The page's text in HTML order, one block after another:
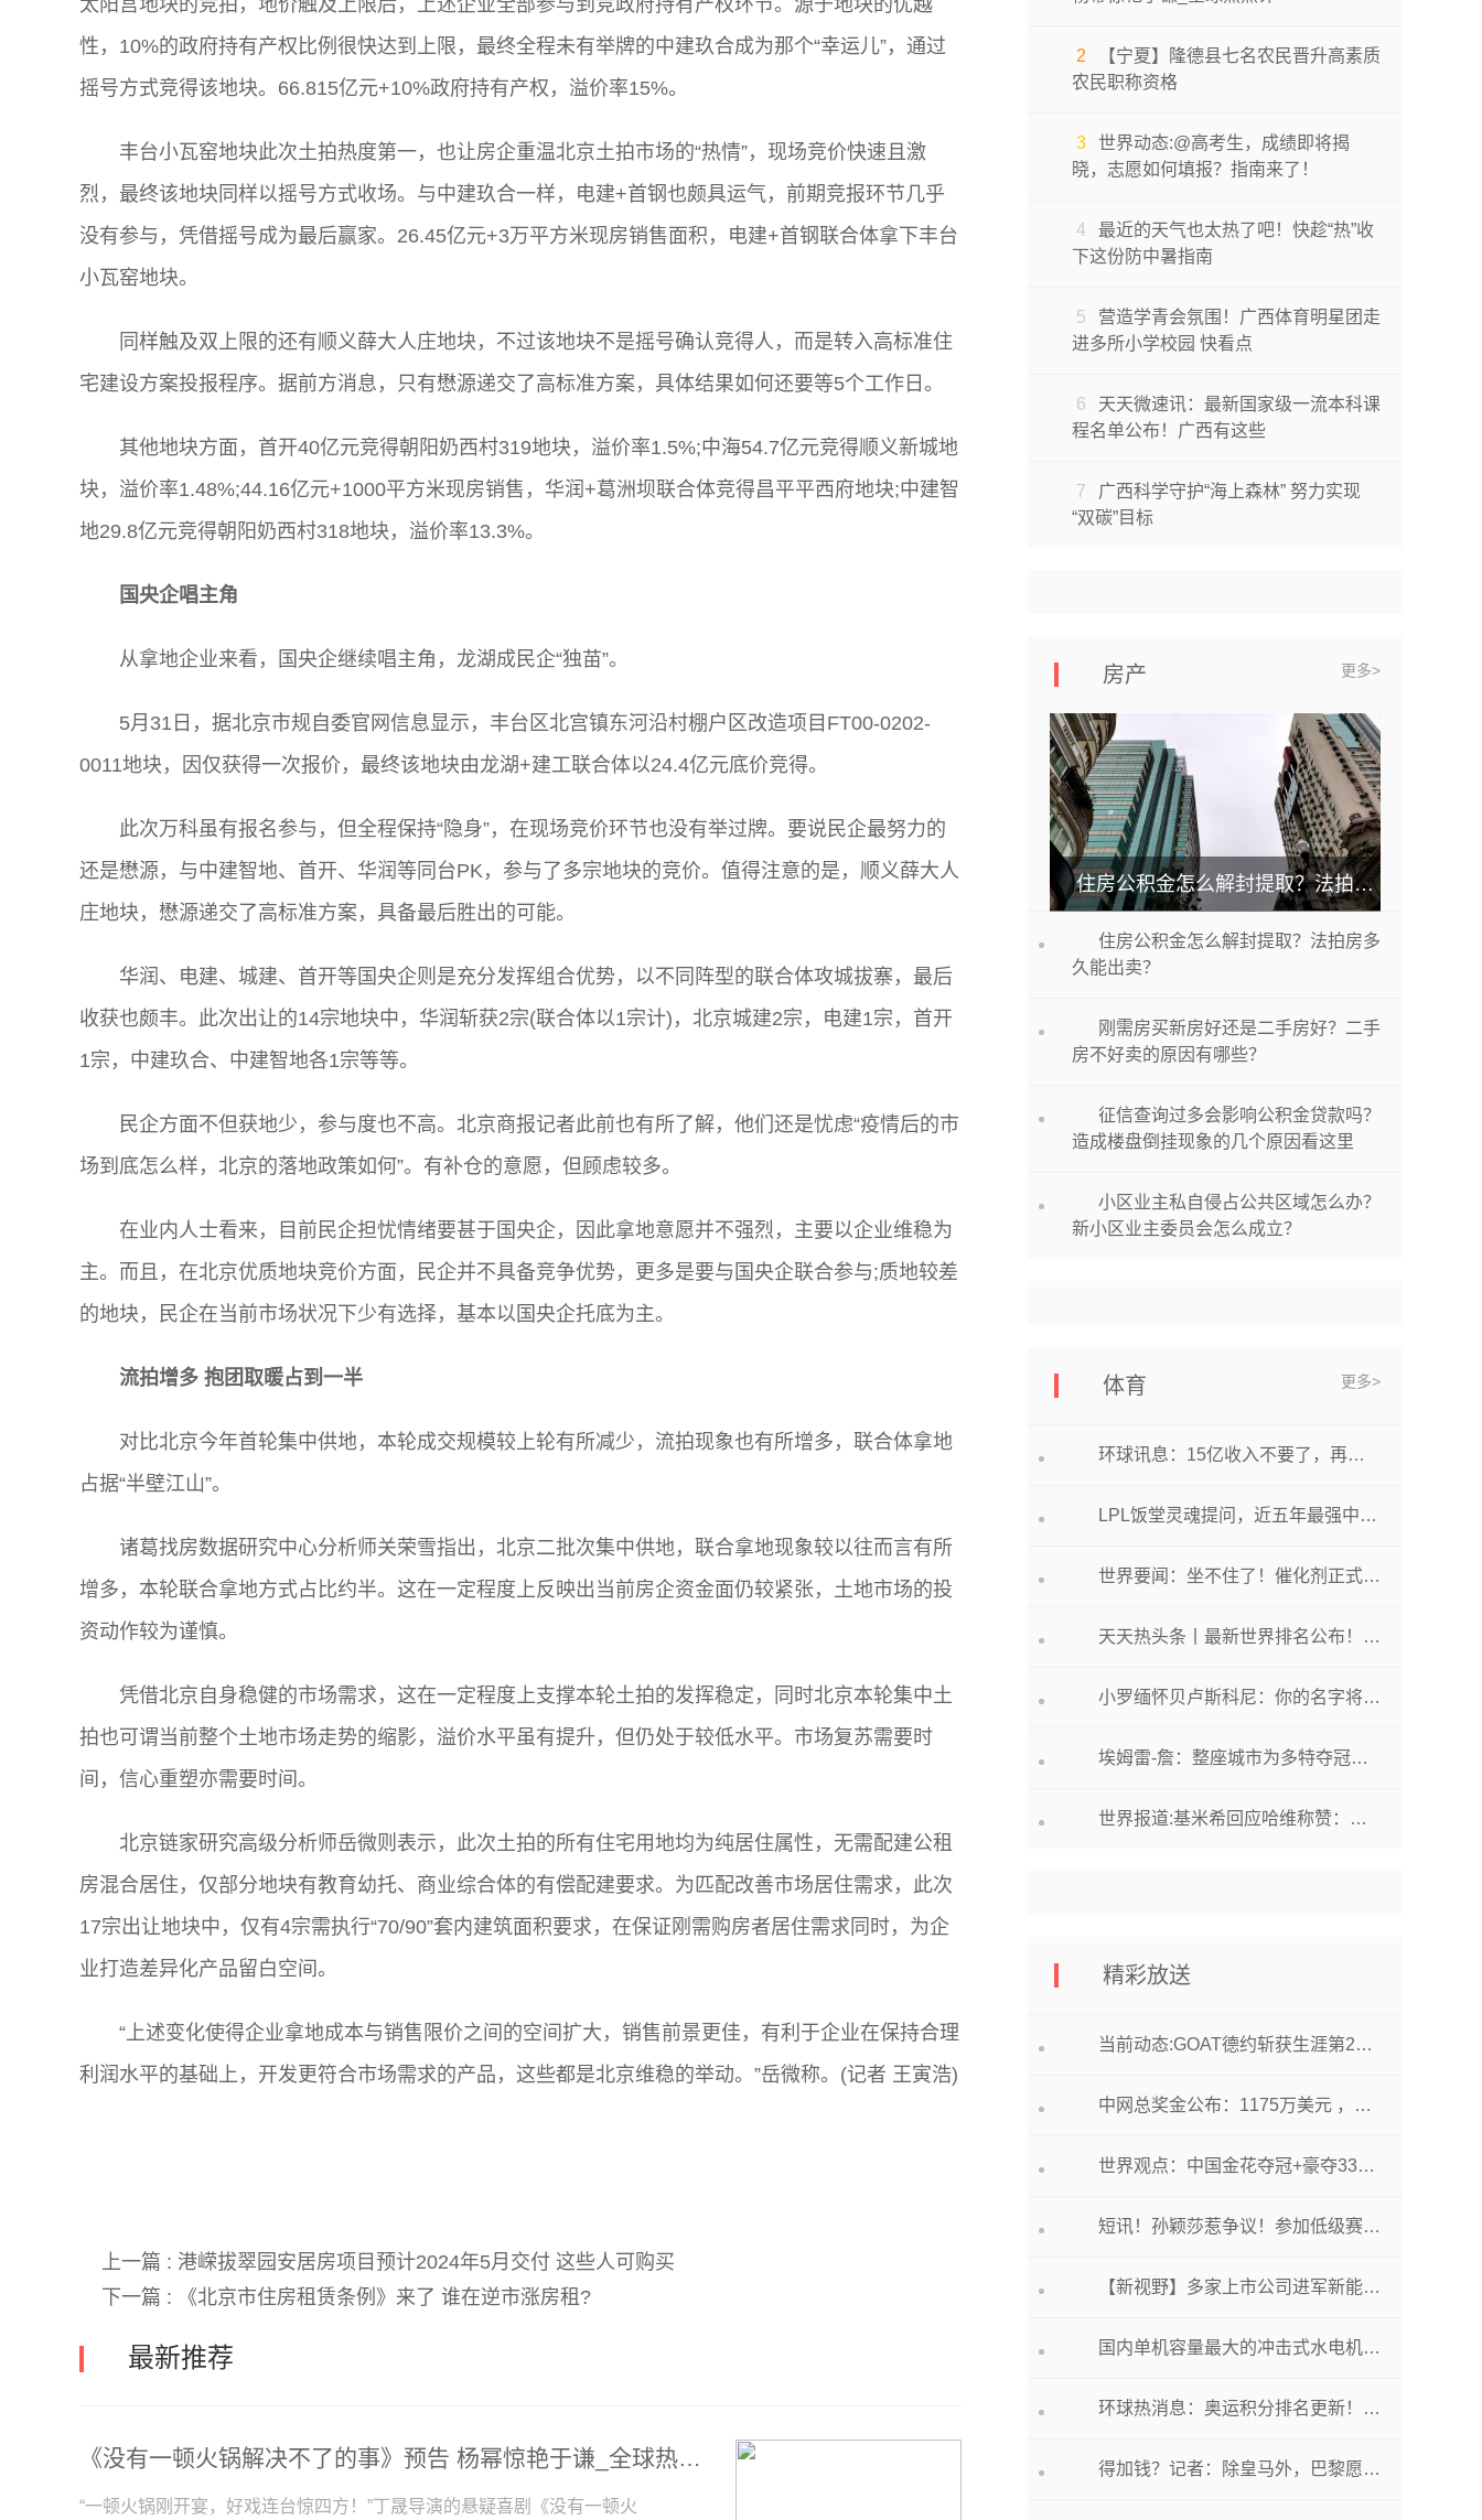
太阳宫地块的竞拍，地价触及上限后，上述企业全部参与到竞政府持有产权环节。源于地块的优越
性，10%的政府持有产权比例很快达到上限，最终全程未有举牌的中建玖合成为那个“幸运儿”，通过
摇号方式竞得该地块。66.815亿元+10%政府持有产权，溢价率15%。
丰台小瓦窑地块此次土拍热度第一，也让房企重温北京土拍市场的“热情”，现场竞价快速且激
烈，最终该地块同样以摇号方式收场。与中建玖合一样，电建+首钢也颇具运气，前期竞报环节几乎
没有参与，凭借摇号成为最后赢家。26.45亿元+3万平方米现房销售面积，电建+首钢联合体拿下丰台
小瓦窑地块。
同样触及双上限的还有顺义薛大人庄地块，不过该地块不是摇号确认竞得人，而是转入高标准住
宅建设方案投报程序。据前方消息，只有懋源递交了高标准方案，具体结果如何还要等5个工作日。
其他地块方面，首开40亿元竞得朝阳奶西村319地块，溢价率1.5%;中海54.7亿元竞得顺义新城地
块，溢价率1.48%;44.16亿元+1000平方米现房销售，华润+葛洲坝联合体竞得昌平平西府地块;中建智
地29.8亿元竞得朝阳奶西村318地块，溢价率13.3%。
国央企唱主角
从拿地企业来看，国央企继续唱主角，龙湖成民企“独苗”。
5月31日，据北京市规自委官网信息显示，丰台区北宫镇东河沿村棚户区改造项目FT00-0202-
0011地块，因仅获得一次报价，最终该地块由龙湖+建工联合体以24.4亿元底价竞得。
此次万科虽有报名参与，但全程保持“隐身”，在现场竞价环节也没有举过牌。要说民企最努力的
还是懋源，与中建智地、首开、华润等同台PK，参与了多宗地块的竞价。值得注意的是，顺义薛大人
庄地块，懋源递交了高标准方案，具备最后胜出的可能。
华润、电建、城建、首开等国央企则是充分发挥组合优势，以不同阵型的联合体攻城拔寨，最后
收获也颇丰。此次出让的14宗地块中，华润斩获2宗(联合体以1宗计)，北京城建2宗，电建1宗，首开
1宗，中建玖合、中建智地各1宗等等。
民企方面不但获地少，参与度也不高。北京商报记者此前也有所了解，他们还是忧虑“疫情后的市
场到底怎么样，北京的落地政策如何”。有补仓的意愿，但顾虑较多。
在业内人士看来，目前民企担忧情绪要甚于国央企，因此拿地意愿并不强烈，主要以企业维稳为
主。而且，在北京优质地块竞价方面，民企并不具备竞争优势，更多是要与国央企联合参与;质地较差
的地块，民企在当前市场状况下少有选择，基本以国央企托底为主。
流拍增多 抱团取暖占到一半
对比北京今年首轮集中供地，本轮成交规模较上轮有所减少，流拍现象也有所增多，联合体拿地
占据“半壁江山”。
诸葛找房数据研究中心分析师关荣雪指出，北京二批次集中供地，联合拿地现象较以往而言有所
增多，本轮联合拿地方式占比约半。这在一定程度上反映出当前房企资金面仍较紧张，土地市场的投
资动作较为谨慎。
凭借北京自身稳健的市场需求，这在一定程度上支撑本轮土拍的发挥稳定，同时北京本轮集中土
拍也可谓当前整个土地市场走势的缩影，溢价水平虽有提升，但仍处于较低水平。市场复苏需要时
间，信心重塑亦需要时间。
北京链家研究高级分析师岳微则表示，此次土拍的所有住宅用地均为纯居住属性，无需配建公租
房混合居住，仅部分地块有教育幼托、商业综合体的有偿配建要求。为匹配改善市场居住需求，此次
17宗出让地块中，仅有4宗需执行“70/90”套内建筑面积要求，在保证刚需购房者居住需求同时，为企
业打造差异化产品留白空间。
“上述变化使得企业拿地成本与销售限价之间的空间扩大，销售前景更佳，有利于企业在保持合理
利润水平的基础上，开发更符合市场需求的产品，这些都是北京维稳的举动。”岳微称。(记者 王寅浩)
上一篇 : 港嵘拔翠园安居房项目预计2024年5月交付 这些人可购买
下一篇 :
《北京市住房租赁条例》来了 谁在逆市涨房租?
最新推荐
《没有一顿火锅解决不了的事》预告 杨幂惊艳于谦_全球热点评
“一顿火锅刚开宴，好戏连台惊四方！”丁晟导演的悬疑喜剧《没有一顿火
2
【宁夏】隆德县七名农民晋升高素质
农民职称资格
3
世界动态:@高考生，成绩即将揭
晓，志愿如何填报？指南来了！
4
最近的天气也太热了吧！快趁“热”收
下这份防中暑指南
5
营造学青会氛围！广西体育明星团走
进多所小学校园 快看点
6
天天微速讯：最新国家级一流本科课
程名单公布！广西有这些
7
广西科学守护“海上森林” 努力实现
“双碳”目标
房产 更多>
住房公积金怎么解封提取？法拍房多久能出卖？
住房公积金怎么解封提取？法拍房多
久能出卖？
刚需房买新房好还是二手房好？二手
房不好卖的原因有哪些？
征信查询过多会影响公积金贷款吗？
造成楼盘倒挂现象的几个原因看这里
小区业主私自侵占公共区域怎么办？
新小区业主委员会怎么成立？
体育 更多>
环球讯息：15亿收入不要了，再见巴黎！3大线索指向加盟曼联，英超争冠变天
LPL饭堂灵魂提问，近五年最强中单，Faker难进前十，JDG有望绝杀_焦点热文
世界要闻：坐不住了！催化剂正式发挥作用，姆巴佩被迫决定，皇马或成大赢家
天天热头条丨最新世界排名公布！国乒蝉联5项第一，樊振东、孙颖莎面临挑战
小罗缅怀贝卢斯科尼：你的名字将永远镌刻在AC米兰|世界实时
埃姆雷-詹：整座城市为多特夺冠做好准备，不知如何消化这种辜负
世界报道:基米希回应哈维称赞：我和拜仁还有两年合同，我们有很伟大的计划
精彩放送
当前动态:GOAT德约斩获生涯第23座大满贯&3圈大满贯第一人
中网总奖金公布：1175万美元 ，同级别赛事奖金第一，其中WTA赛事803.97万美元 世界今热点
世界观点：中国金花夺冠+豪夺335万，德约科维奇收获1768万巨奖，23冠超纳达尔
短讯！孙颖莎惹争议！参加低级赛事，球迷质疑国乒吃相难看，帮忙抢积分
【新视野】多家上市公司进军新能源产业 跨界“奔赴”合理性引监管层关注
国内单机容量最大的冲击式水电机组完成国产化改造 成功并网发电 环球即时看
环球热消息：奥运积分排名更新！梁王暂居男双榜首，何冰娇高居女单第3
得加钱？记者：除皇马外，巴黎愿今夏将姆巴佩出售给任何球队